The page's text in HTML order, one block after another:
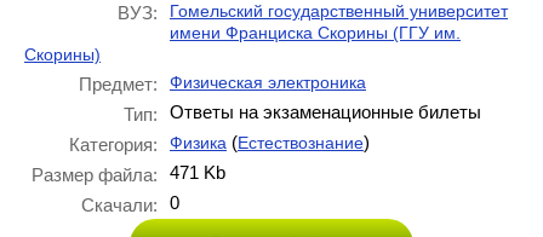
ВУЗ:
Гомельский государственный университет
имени Франциска Скорины (ГГУ им.
Скорины)
Предмет: Физическая электроника
Тип:
Ответы на экзаменационные билеты
Категория:
Физика (Естествознание)
Размер файла:
471 Kb
Скачали:
0